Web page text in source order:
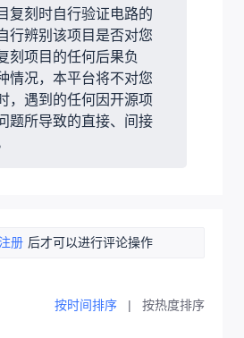
复刻时自行验证电路的
行辨别该项目是否对您
刻项目的任何后果负
情况，本平台将不对您
，遇到的任何因开源项
题所导致的直接、间接
注册 后才可以进行评论操作
按时间排序 | 按热度排序